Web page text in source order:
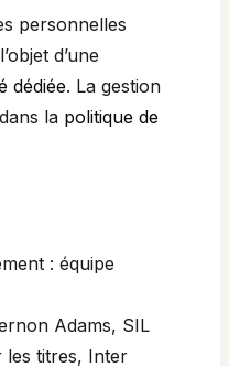
personnelles
d’une
dédiée. La gestion
la politique de
: équipe
Adams, SIL
les titres, Inter